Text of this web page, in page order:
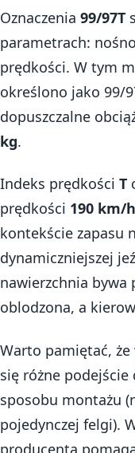
Oznaczenia 99/97T
parametrach:
prędkości. W tym
określono jako 99/
dopuszczalne
kg.
Indeks prędkości T
prędkości 190 km/h
kontekście zapasu
dynamiczniejszej
nawierzchnia bywa
oblodzona, a
Warto pamiętać,
się różne podejście
sposobu montażu
pojedynczej felgi).
producenta